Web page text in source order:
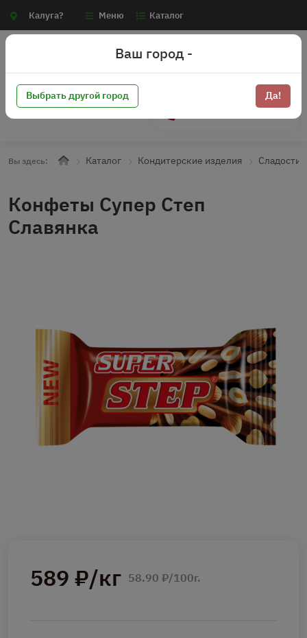
Калуга? Меню Каталог
Вы здесь: Каталог Кондитерские изделия Сладости
Конфеты Супер Степ
Славянка
589 ₽/кг 58.90 ₽/100г.
Ваш город -
Выбрать другой город Да!